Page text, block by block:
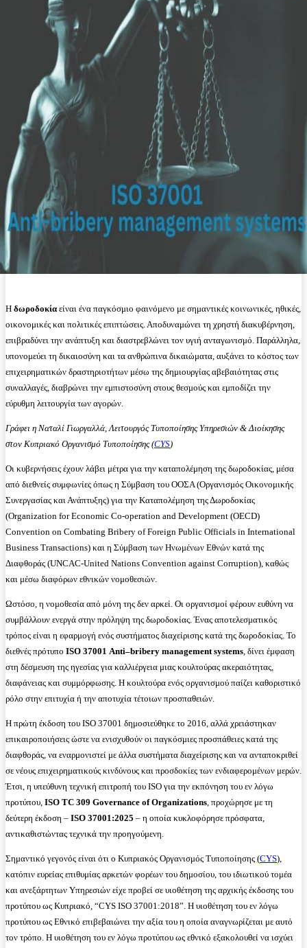
Η δωροδοκία είναι ένα παγκόσμιο φαινόμενο με σημαντικές κοινωνικές, ηθικές,
οικονομικές και πολιτικές επιπτώσεις. Αποδυναμώνει τη χρηστή διακυβέρνηση,
επιβραδύνει την ανάπτυξη και διαστρεβλώνει τον υγιή ανταγωνισμό. Παράλληλα,
υπονομεύει τη δικαιοσύνη και τα ανθρώπινα δικαιώματα, αυξάνει το κόστος των
επιχειρηματικών δραστηριοτήτων μέσω της δημιουργίας αβεβαιότητας στις
συναλλαγές, διαβρώνει την εμπιστοσύνη στους θεσμούς και εμποδίζει την
εύρυθμη λειτουργία των αγορών.
Γράφει η Ναταλί Γιωργαλλά, Λειτουργός Τυποποίησης Υπηρεσιών & Διοίκησης
στον Κυπριακό Οργανισμό Τυποποίησης (CYS)
Οι κυβερνήσεις έχουν λάβει μέτρα για την καταπολέμηση της δωροδοκίας, μέσα
από διεθνείς συμφωνίες όπως η Σύμβαση του ΟΟΣΑ (Οργανισμός Οικονομικής
Συνεργασίας και Ανάπτυξης) για την Καταπολέμηση της Δωροδοκίας
(Organization for Economic Co-operation and Development (OECD)
Convention on Combating Bribery of Foreign Public Officials in International
Business Transactions) και η Σύμβαση των Ηνωμένων Εθνών κατά της
Διαφθοράς (UNCAC-United Nations Convention against Corruption), καθώς
και μέσω διαφόρων εθνικών νομοθεσιών.
Ωστόσο, η νομοθεσία από μόνη της δεν αρκεί. Οι οργανισμοί φέρουν ευθύνη να
συμβάλλουν ενεργά στην πρόληψη της δωροδοκίας. Ένας αποτελεσματικός
τρόπος είναι η εφαρμογή ενός συστήματος διαχείρισης κατά της δωροδοκίας. Το
διεθνές πρότυπο ISO 37001 Anti–bribery management systems , δίνει έμφαση
στη δέσμευση της ηγεσίας για καλλιέργεια μιας κουλτούρας ακεραιότητας,
διαφάνειας και συμμόρφωσης. Η κουλτούρα ενός οργανισμού παίζει καθοριστικό
ρόλο στην επιτυχία ή την αποτυχία τέτοιων προσπαθειών.
Η πρώτη έκδοση του ISO 37001 δημοσιεύθηκε το 2016, αλλά χρειάστηκαν
επικαιροποιήσεις ώστε να ενισχυθούν οι παγκόσμιες προσπάθειες κατά της
διαφθοράς, να εναρμονιστεί με άλλα συστήματα διαχείρισης και να ανταποκριθεί
σε νέους επιχειρηματικούς κινδύνους και προσδοκίες των ενδιαφερομένων μερών.
Έτσι, η υπεύθυνη τεχνική επιτροπή του ISO για την εκπόνηση του εν λόγω
προτύπου, ISO TC 309 Governance of Organizations , προχώρησε με τη
δεύτερη έκδοση – ISO 37001:2025 – η οποία κυκλοφόρησε πρόσφατα,
αντικαθιστώντας τεχνικά την προηγούμενη.
Σημαντικό γεγονός είναι ότι ο Κυπριακός Οργανισμός Τυποποίησης (CYS),
κατόπιν ευρείας επιθυμίας αρκετών φορέων του δημοσίου, του ιδιωτικού τομέα
και ανεξάρτητων Υπηρεσιών είχε προβεί σε υιοθέτηση της αρχικής έκδοσης του
προτύπου ως Κυπριακό, “CYS ISO 37001:2018”. Η υιοθέτηση του εν λόγω
προτύπου ως Εθνικό επιβεβαιώνει την αξία του η οποία αναγνωρίζεται με αυτό
τον τρόπο. Η υιοθέτηση του εν λόγω προτύπου ως εθνικό εξακολουθεί να ισχύει